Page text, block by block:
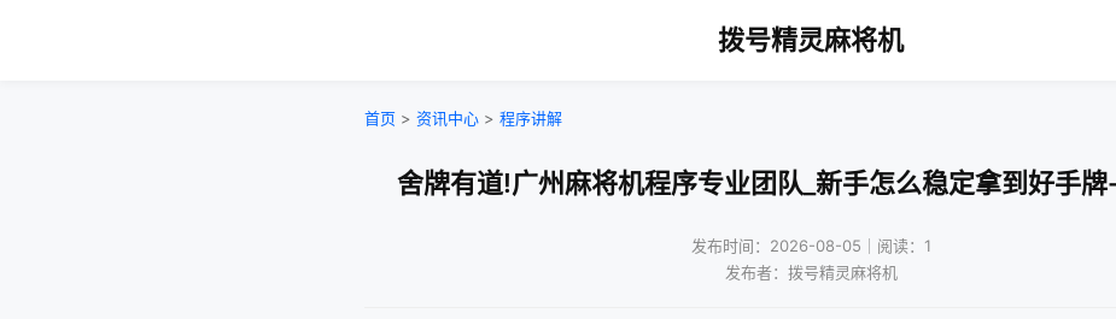
拨号精灵麻将机
首页 > 资讯中心 > 程序讲解
舍牌有道!广州麻将机程序专业团队_新手怎么稳定拿到好手
发布时间：2026-08-05｜阅读：1
发布者：拨号精灵麻将机